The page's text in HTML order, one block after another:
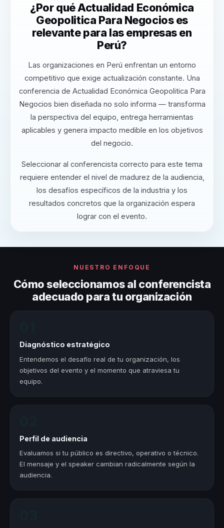
¿Por qué Actualidad Económica
Geopolitica Para Negocios es
relevante para las empresas en
Perú?
Las organizaciones en Perú enfrentan un entorno
competitivo que exige actualización constante. Una
conferencia de Actualidad Económica Geopolitica Para
Negocios bien diseñada no solo informa — transforma
la perspectiva del equipo, entrega herramientas
aplicables y genera impacto medible en los objetivos
del negocio.
Seleccionar al conferencista correcto para este tema
requiere entender el nivel de madurez de la audiencia,
los desafíos específicos de la industria y los
resultados concretos que la organización espera
lograr con el evento.
NUESTRO ENFOQUE
Cómo seleccionamos al conferencista
adecuado para tu organización
Diagnóstico estratégico
Entendemos el desafío real de tu organización, los
objetivos del evento y el momento que atraviesa tu
equipo.
Perfil de audiencia
Evaluamos si tu público es directivo, operativo o técnico.
El mensaje y el speaker cambian radicalmente según la
audiencia.